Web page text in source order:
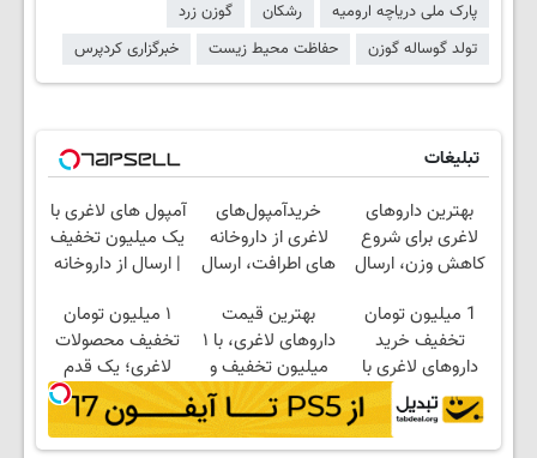
پارک ملی دریاچه ارومیه رشکان
گوزن زرد
تولد گوساله گوزن
حفاظت محیط زیست خبرگزاری کردپرس
تبلیغات
بهترین داروهای
لاغری برای شروع
کاهش وزن، ارسال
نزدیکت!
خریدآمپول‌های
لاغری از داروخانه
های اطرافت، ارسال
یخ!
آمپول های لاغری با
یک میلیون تخفیف
| ارسال از داروخانه
1 میلیون تومان
تخفیف خرید
داروهای لاغری با
ارسال از داروخانه و
پک یخ!
بهترین قیمت
داروهای لاغری، با ۱
میلیون تخفیف و
ارسال از داروخانه‌
۱ میلیون تومان
تخفیف محصولات
لاغری؛ یک قدم
نزدیک‌تر به شروع
کاهش وزن